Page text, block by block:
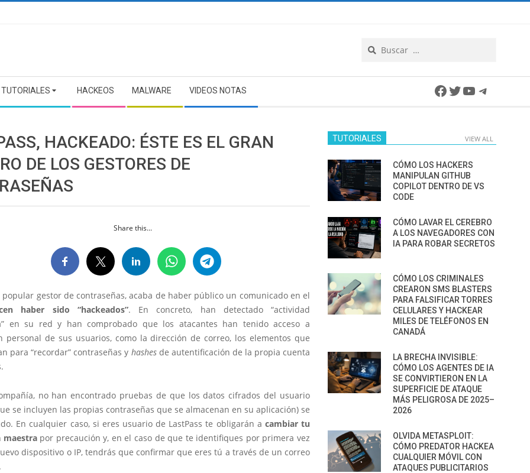
TUTORIALES HACKEOS MALWARE VIDEOS NOTAS Facebook
Twitter
YouTube
HACKEADO: ÉSTE ES EL GRAN
DE LOS GESTORES DE
Share this...
popular gestor de contraseñas, acaba de haber público un comunicado en el
haber sido “hackeados”. En concreto, han detectado “actividad
en su red y han comprobado que los atacantes han tenido acceso a
personal de sus usuarios, como la dirección de correo, los elementos que
para “recordar” contraseñas y hashesde autentificación de la propia cuenta
no han encontrado pruebas de que los datos cifrados del usuario
se incluyen las propias contraseñas que se almacenan en su aplicación) se
En cualquier caso, si eres usuario de LastPass te obligarán a cambiar tu
maestrapor precaución y, en el caso de que te identifiques por primera vez
dispositivo o IP, tendrás que confirmar que eres tú a través de un correo
TUTORIALES VIEW ALL
CÓMO LOS HACKERS
MANIPULAN GITHUB
COPILOT DENTRO DE VS
CODE
CÓMO LAVAR EL CEREBRO
A LOS NAVEGADORES CON
IA PARA ROBAR SECRETOS
CÓMO LOS CRIMINALES
CREARON SMS BLASTERS
PARA FALSIFICAR TORRES
CELULARES Y HACKEAR
MILES DE TELÉFONOS EN
CANADÁ
LA BRECHA INVISIBLE:
CÓMO LOS AGENTES DE IA
SE CONVIRTIERON EN LA
SUPERFICIE DE ATAQUE
MÁS PELIGROSA DE 2025–
2026
OLVIDA METASPLOIT:
CÓMO PREDATOR HACKEA
CUALQUIER MÓVIL CON
ATAQUES PUBLICITARIOS